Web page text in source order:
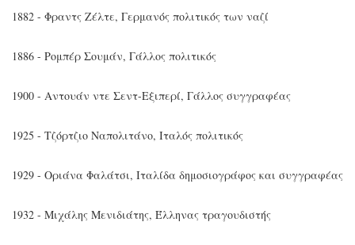
1882 - Φραντς Ζέλτε, Γερμανός πολιτικός των ναζί
1886 - Ρομπέρ Σουμάν, Γάλλος πολιτικός
1900 - Αντουάν ντε Σεντ-Εξιπερί, Γάλλος συγγραφέας
1925 - Τζόρτζιο Ναπολιτάνο, Ιταλός πολιτικός
1929 - Οριάνα Φαλάτσι, Ιταλίδα δημοσιογράφος και συγγραφέας
1932 - Μιχάλης Μενιδιάτης, Έλληνας τραγουδιστής